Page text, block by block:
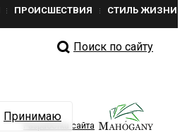
ПРОИСШЕСТВИЯ СТИЛЬ ЖИЗНИ
Поиск по сайту
Разработка сайта
Принимаю